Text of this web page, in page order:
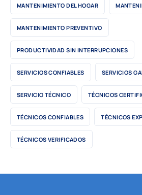
MANTENIMIENTO DEL HOGAR
MANTENIMIENTO PREVENTIVO
PRODUCTIVIDAD SIN INTERRUPCIONES
SERVICIOS CONFIABLES SERVICIOS
SERVICIO TÉCNICO TÉCNICOS
TÉCNICOS CONFIABLES TÉCNICOS
TÉCNICOS VERIFICADOS